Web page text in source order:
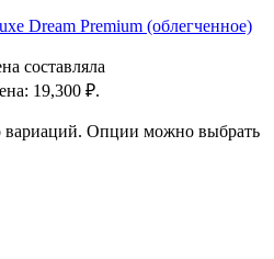
Dream Premium (облегченное)
составляла
19,300 ₽.
вариаций. Опции можно выбрать